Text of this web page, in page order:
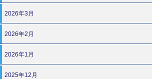
2026年3月
2026年2月
2026年1月
2025年12月